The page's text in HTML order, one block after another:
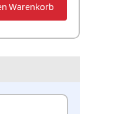
Warenkorb